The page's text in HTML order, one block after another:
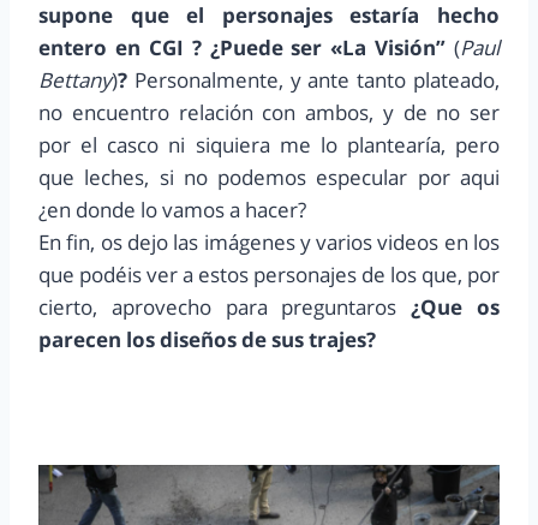
supone que el personajes estaría hecho
entero en CGI ? ¿Puede ser «La Visión” (Paul
Bettany)? Personalmente, y ante tanto plateado,
no encuentro relación con ambos, y de no ser
por el casco ni siquiera me lo plantearía, pero
que leches, si no podemos especular por aqui
¿en donde lo vamos a hacer?
En fin, os dejo las imágenes y varios videos en los
que podéis ver a estos personajes de los que, por
cierto, aprovecho para preguntaros¿Que os
parecen los diseños de sus trajes?